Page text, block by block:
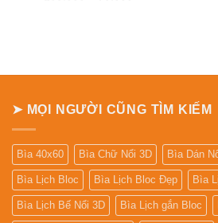
➤ MỌI NGƯỜI CŨNG TÌM KIẾM
Bìa 40x60 Bìa Chữ Nổi 3D Bìa Dán
Bìa Lịch Bloc Bìa Lịch Bloc Đẹp Bìa
Bìa Lịch Bế Nổi 3D Bìa Lịch gắn Bloc